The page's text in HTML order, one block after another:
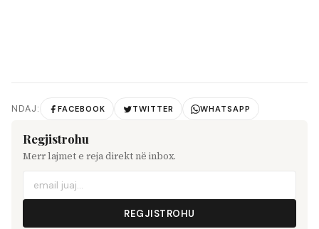
NDAJ: FACEBOOK TWITTER WHATSAPP
Regjistrohu
Merr lajmet e reja direkt në inbox.
REGJISTROHU